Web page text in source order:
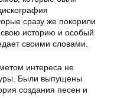
сразу же покорили
историю и особый
своими словами.
интереса не
Были выпущены
создания песен и